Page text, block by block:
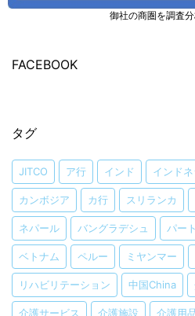
御社の商圏を調査分
FACEBOOK
タグ
JITCO ア行 インド インド
カンボジア カ行 スリランカ
ネパール バングラデシュ パー
ベトナム ペルー ミヤンマー
リハビリテーション 中国China
介護サービス 介護施設 介護用